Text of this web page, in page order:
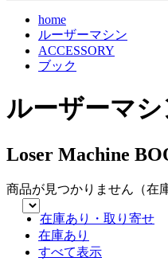
home
ルーザーマシン
ACCESSORY
ブック
ルーザーマシ
Loser Machine
商品が見つかりません（在
在庫あり・取り寄せ
在庫あり
すべて表示